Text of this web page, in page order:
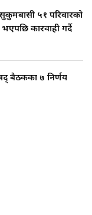
५१ परिवारको
कारवाही गर्दै
बैठकका ७ निर्णय